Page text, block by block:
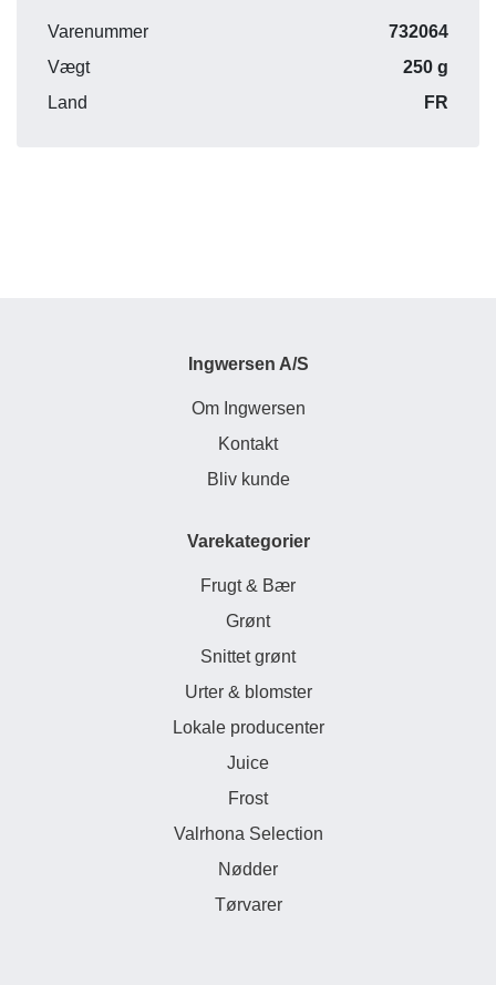
Varenummer
732064
Vægt
250 g
Land
FR
Ingwersen A/S
Om Ingwersen
Kontakt
Bliv kunde
Varekategorier
Frugt & Bær
Grønt
Snittet grønt
Urter & blomster
Lokale producenter
Juice
Frost
Valrhona Selection
Nødder
Tørvarer